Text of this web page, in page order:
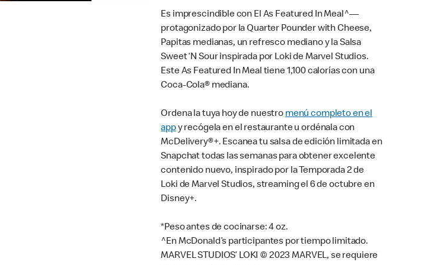
Es imprescindible con El As Featured In Meal^—
protagonizado por la Quarter Pounder with Cheese,
Papitas medianas, un refresco mediano y la Salsa
Sweet ‘N Sour inspirada por Loki de Marvel Studios.
Este As Featured In Meal tiene 1,100 calorías con una
Coca-Cola® mediana.
Ordena la tuya hoy de nuestro menú completo en el
appy recógela en el restaurante u ordénala con
McDelivery®+. Escanea tu salsa de edición limitada en
Snapchat todas las semanas para obtener excelente
contenido nuevo, inspirado por la Temporada 2 de
Loki de Marvel Studios, streaming el 6 de octubre en
Disney+.
*Peso antes de cocinarse: 4 oz.
^En McDonald’s participantes por tiempo limitado.
MARVEL STUDIOS’ LOKI © 2023 MARVEL, se requiere